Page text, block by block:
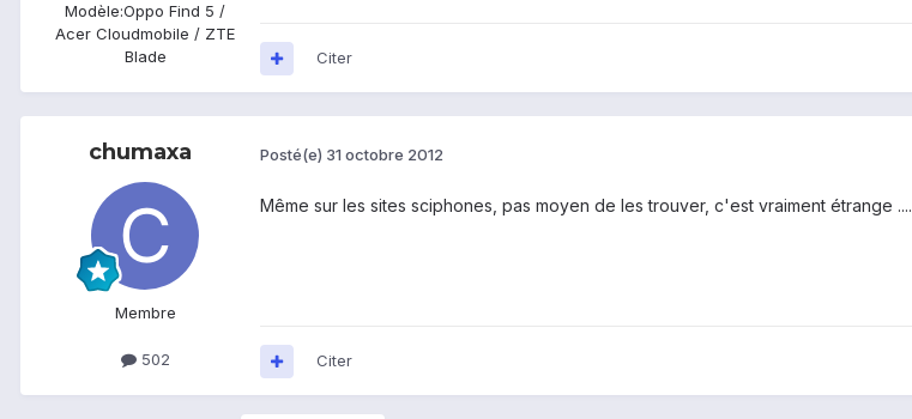
Modèle:Oppo Find 5 /
Acer Cloudmobile / ZTE
Blade
Citer
chumaxa
Membre
502
Posté(e) 31 octobre 2012
Même sur les sites sciphones, pas moyen de les trouver, c'est vraiment étrange ....
Citer